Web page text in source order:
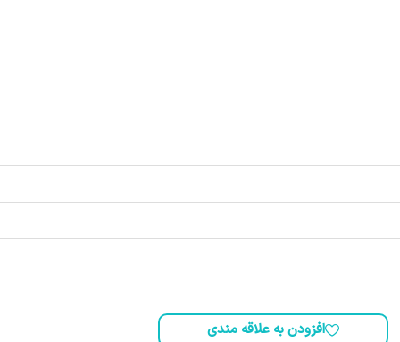
افزودن به علاقه مندی